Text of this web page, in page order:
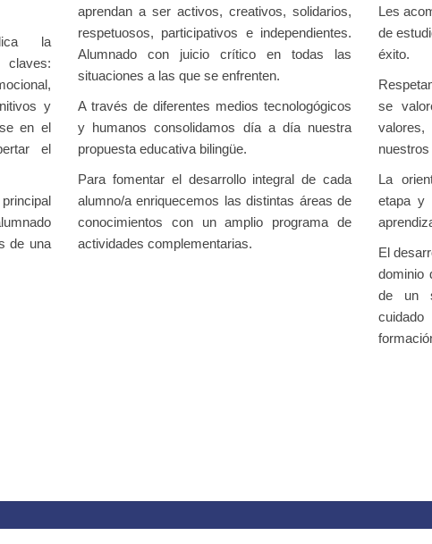
la
y
en el
el
de una
aprendan a ser activos, creativos, solidarios,
respetuosos, participativos e independientes.
Alumnado con juicio crítico en todas las
situaciones a las que se enfrenten.
A través de diferentes medios tecnologógicos
y humanos consolidamos día a día nuestra
propuesta educativa bilingüe.
Para fomentar el desarrollo integral de cada
alumno/a enriquecemos las distintas áreas de
conocimientos con un amplio programa de
actividades complementarias.
Les
de
éxito.
se
valores,
La
etapa y
El
dominio
de un